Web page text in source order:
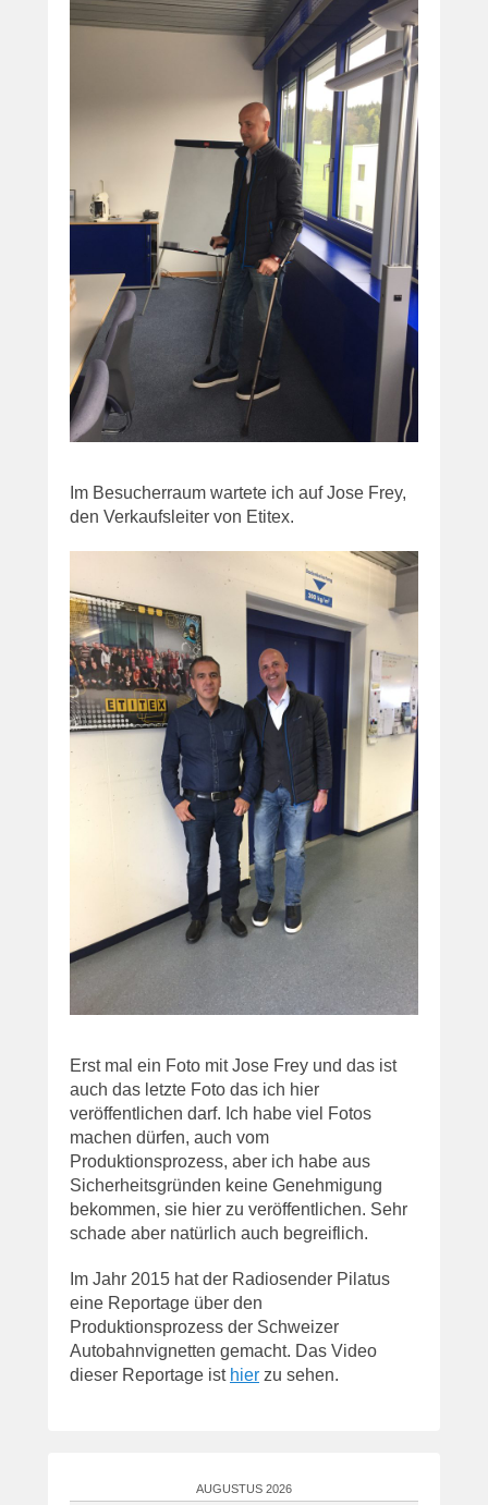
Im Besucherraum wartete ich auf Jose Frey,
den Verkaufsleiter von Etitex.
Erst mal ein Foto mit Jose Frey und das ist
auch das letzte Foto das ich hier
veröffentlichen darf. Ich habe viel Fotos
machen dürfen, auch vom
Produktionsprozess, aber ich habe aus
Sicherheitsgründen keine Genehmigung
bekommen, sie hier zu veröffentlichen. Sehr
schade aber natürlich auch begreiflich.
Im Jahr 2015 hat der Radiosender Pilatus
eine Reportage über den
Produktionsprozess der Schweizer
Autobahnvignetten gemacht. Das Video
dieser Reportage ist hier zu sehen.
AUGUSTUS 2026